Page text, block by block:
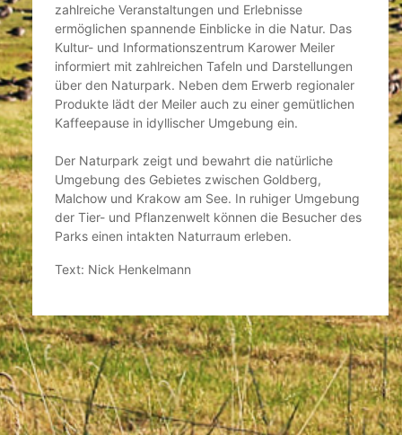
zahlreiche Veranstaltungen und Erlebnisse
ermöglichen spannende Einblicke in die Natur. Das
Kultur- und Informationszentrum Karower Meiler
informiert mit zahlreichen Tafeln und Darstellungen
über den Naturpark. Neben dem Erwerb regionaler
Produkte lädt der Meiler auch zu einer gemütlichen
Kaffeepause in idyllischer Umgebung ein.
Der Naturpark zeigt und bewahrt die natürliche
Umgebung des Gebietes zwischen Goldberg,
Malchow und Krakow am See. In ruhiger Umgebung
der Tier- und Pflanzenwelt können die Besucher des
Parks einen intakten Naturraum erleben.
Text: Nick Henkelmann